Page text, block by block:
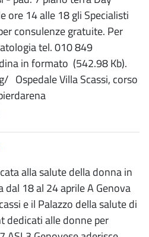
ore 14 alle 18 gli Specialisti
consulenze gratuite. Per
tel. 010 849
in formato (542.98 Kb).
Ospedale Villa Scassi, corso
alla salute della donna in
18 al 24 aprile A Genova
e il Palazzo della salute di
dedicati alle donne per